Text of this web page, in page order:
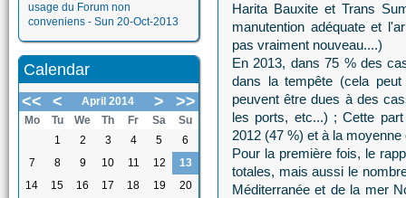
usage du Forum non
conveniens - Sun 20-Oct-2013
Calendar
<<
< April 2014 > >>
Mo Tu We Th Fr Sa
Su
1
2 3 4 5
6
7
8 9 10 11 12
13
14
15 16 17 18 19
20
Harita Bauxite et Trans
manutention adéquate et
pas vraiment nouveau....)
En 2013, dans 75 % des
dans la tempête (cela
peuvent être dues à des
les ports, etc...) ; Cette
2012 (47 %) et à la
Pour la première fois, le
totales, mais aussi le
Méditerranée et de la mer